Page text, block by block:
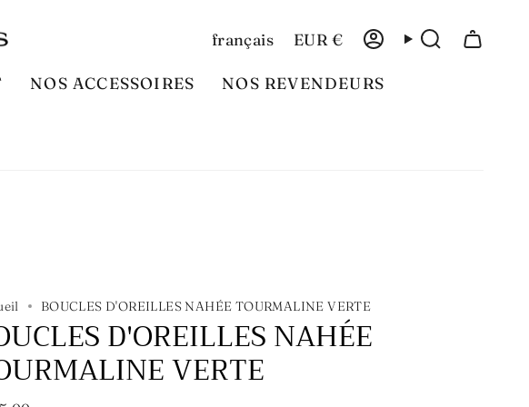
Langue
français Devise
EUR € CompteRecherche
NOS ACCESSOIRES NOS REVENDEURS
BOUCLES D'OREILLES NAHÉE TOURMALINE VERTE
D'OREILLES NAHÉE
VERTE